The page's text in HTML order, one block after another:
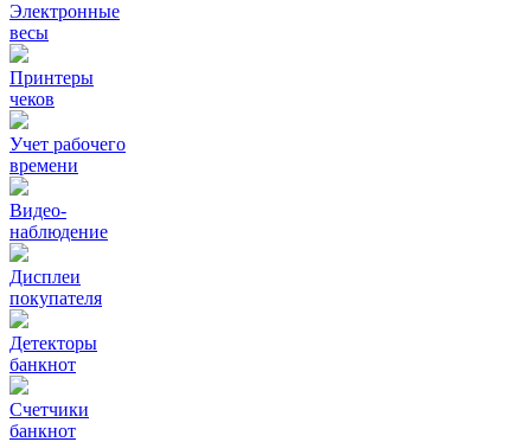
Электронные
весы
Принтеры
чеков
Учет рабочего
времени
Видео‑
наблюдение
Дисплеи
покупателя
Детекторы
банкнот
Счетчики
банкнот